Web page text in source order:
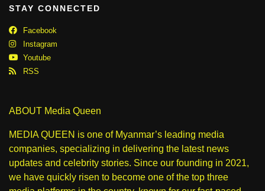
STAY CONNECTED
Facebook
Instagram
Youtube
RSS
ABOUT Media Queen
MEDIA QUEEN is one of Myanmar’s leading media
companies, specializing in delivering the latest news
updates and celebrity stories. Since our founding in 2021,
we have quickly risen to become one of the top three